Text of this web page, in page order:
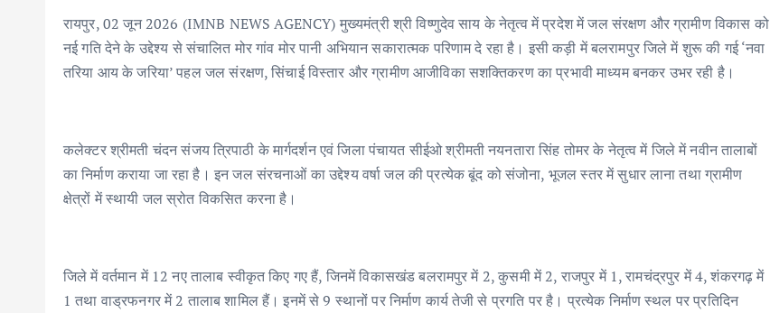
e
b
k
it
te
ai
l
at
s
p
k
e
ar
e
रायपुर, 02 जून 2026 (IMNB NEWS AGENCY) मुख्यमंत्री श्री विष्णुदेव साय के नेतृत्व में प्रदेश में जल संरक्षण और ग्रामीण विकास को
नई गति देने के उद्देश्य से संचालित मोर गांव मोर पानी अभियान सकारात्मक परिणाम दे रहा है। इसी कड़ी में बलरामपुर जिले में शुरू की गई ‘नवा
तरिया आय के जरिया’ पहल जल संरक्षण, सिंचाई विस्तार और ग्रामीण आजीविका सशक्तिकरण का प्रभावी माध्यम बनकर उभर रही है।
कलेक्टर श्रीमती चंदन संजय त्रिपाठी के मार्गदर्शन एवं जिला पंचायत सीईओ श्रीमती नयनतारा सिंह तोमर के नेतृत्व में जिले में नवीन तालाबों
का निर्माण कराया जा रहा है। इन जल संरचनाओं का उद्देश्य वर्षा जल की प्रत्येक बूंद को संजोना, भूजल स्तर में सुधार लाना तथा ग्रामीण
क्षेत्रों में स्थायी जल स्रोत विकसित करना है।
जिले में वर्तमान में 12 नए तालाब स्वीकृत किए गए हैं, जिनमें विकासखंड बलरामपुर में 2, कुसमी में 2, राजपुर में 1, रामचंद्रपुर में 4, शंकरगढ़ में
1 तथा वाड्रफनगर में 2 तालाब शामिल हैं। इनमें से 9 स्थानों पर निर्माण कार्य तेजी से प्रगति पर है। प्रत्येक निर्माण स्थल पर प्रतिदिन